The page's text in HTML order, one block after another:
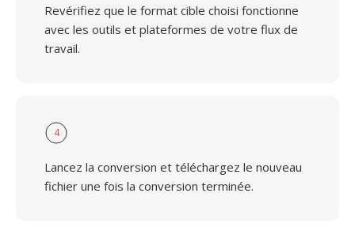
Revérifiez que le format cible choisi fonctionne
avec les outils et plateformes de votre flux de
travail.
4
Lancez la conversion et téléchargez le nouveau
fichier une fois la conversion terminée.